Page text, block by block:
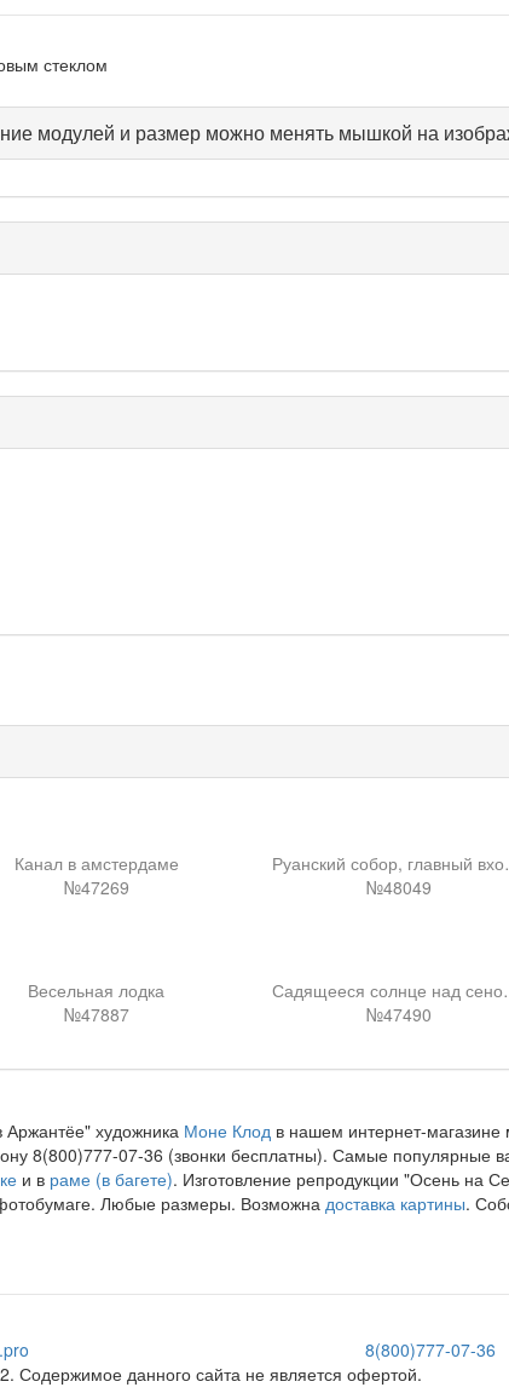
стеклом
модулей и размер можно менять мышкой на
Канал в амстердаме
№47269
№48049
Весельная лодка
№47887
Садящееся
№47490
художника Моне Клодв нашем интернет-магазине
8(800)777-07-36 (звонки бесплатны). Самые популярные
и в раме (в багете). Изготовление репродукции "Осень на
Любые размеры. Возможна доставка картины.
8(800)777-07-36
данного сайта не является офертой.